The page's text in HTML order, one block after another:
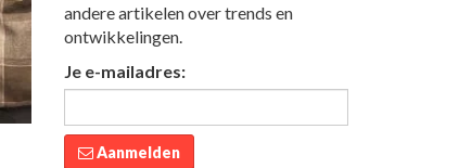
andere artikelen over trends en
ontwikkelingen.
Je e-mailadres:
Aanmelden